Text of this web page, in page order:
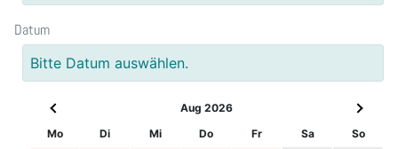
Datum
Bitte Datum auswählen.
Aug 2026
Mo
Di Mi Do Fr Sa
So